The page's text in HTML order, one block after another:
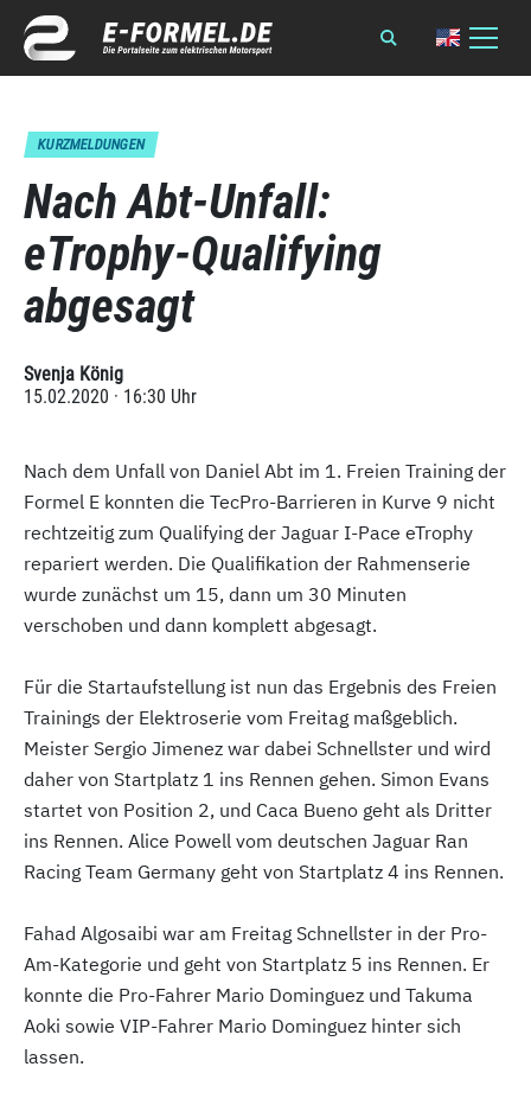
KURZMELDUNGEN
Nach Abt-Unfall:
eTrophy-Qualifying
abgesagt
Svenja König
15.02.2020 · 16:30 Uhr
Nach dem Unfall von Daniel Abt im 1. Freien Training der
Formel E konnten die TecPro-Barrieren in Kurve 9 nicht
rechtzeitig zum Qualifying der Jaguar I-Pace eTrophy
repariert werden. Die Qualifikation der Rahmenserie
wurde zunächst um 15, dann um 30 Minuten
verschoben und dann komplett abgesagt.
Für die Startaufstellung ist nun das Ergebnis des Freien
Trainings der Elektroserie vom Freitag maßgeblich.
Meister Sergio Jimenez war dabei Schnellster und wird
daher von Startplatz 1 ins Rennen gehen. Simon Evans
startet von Position 2, und Caca Bueno geht als Dritter
ins Rennen. Alice Powell vom deutschen Jaguar Ran
Racing Team Germany geht von Startplatz 4 ins Rennen.
Fahad Algosaibi war am Freitag Schnellster in der Pro-
Am-Kategorie und geht von Startplatz 5 ins Rennen. Er
konnte die Pro-Fahrer Mario Dominguez und Takuma
Aoki sowie VIP-Fahrer Mario Dominguez hinter sich
lassen.